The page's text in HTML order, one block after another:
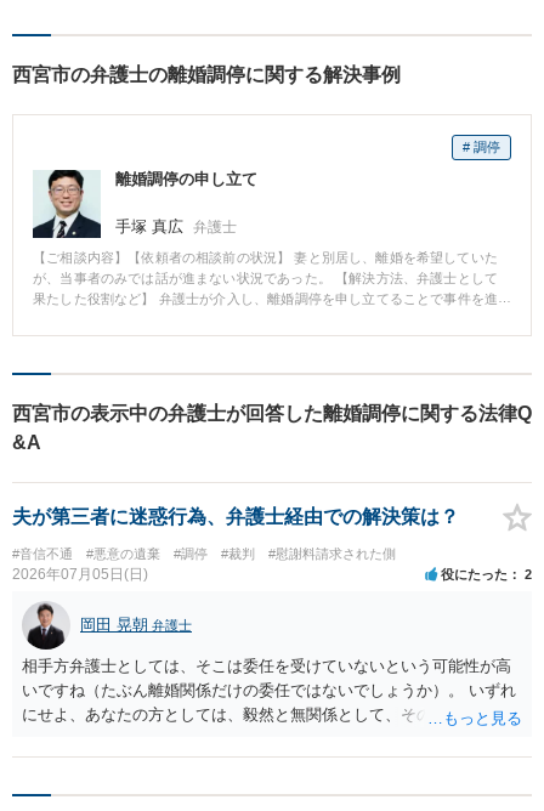
西宮市の弁護士の離婚調停に関する解決事例
# 調停
離婚調停の申し立て
手塚 真広 弁護士
【ご相談内容】【依頼者の相談前の状況】 妻と別居し、離婚を希望していた
が、当事者のみでは話が進まない状況であった。 【解決方法、弁護士として
果たした役割など】 弁護士が介入し、離婚調停を申し立てることで事件を進
西宮市の表示中の弁護士が回答した離婚調停に関する法律Q
&A
夫が第三者に迷惑行為、弁護士経由での解決策は？
#音信不通 #悪意の遺棄 #調停 #裁判 #慰謝料請求された側
2026年07月05日(日) 役にたった 2
岡田 晃朝 弁護士
相手方弁護士としては、そこは委任を受けていないという可能性が高
いですね（たぶん離婚関係だけの委任ではないでしょうか）。 いずれ
にせよ、あなたの方としては、毅然と無関係として、その第三者への
べきで、あなたが巻き込まれるいわれはありません。